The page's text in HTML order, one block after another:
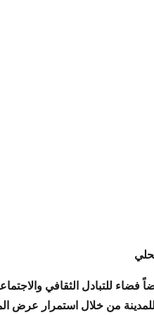
فضاء للتبادل الثقافي
للمدينة من خلال استمرار عرض